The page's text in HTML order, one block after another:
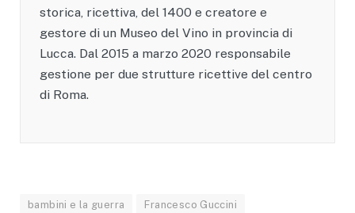
storica, ricettiva, del 1400 e creatore e
gestore di un Museo del Vino in provincia di
Lucca. Dal 2015 a marzo 2020 responsabile
gestione per due strutture ricettive del centro
di Roma.
bambini e la guerra Francesco Guccini